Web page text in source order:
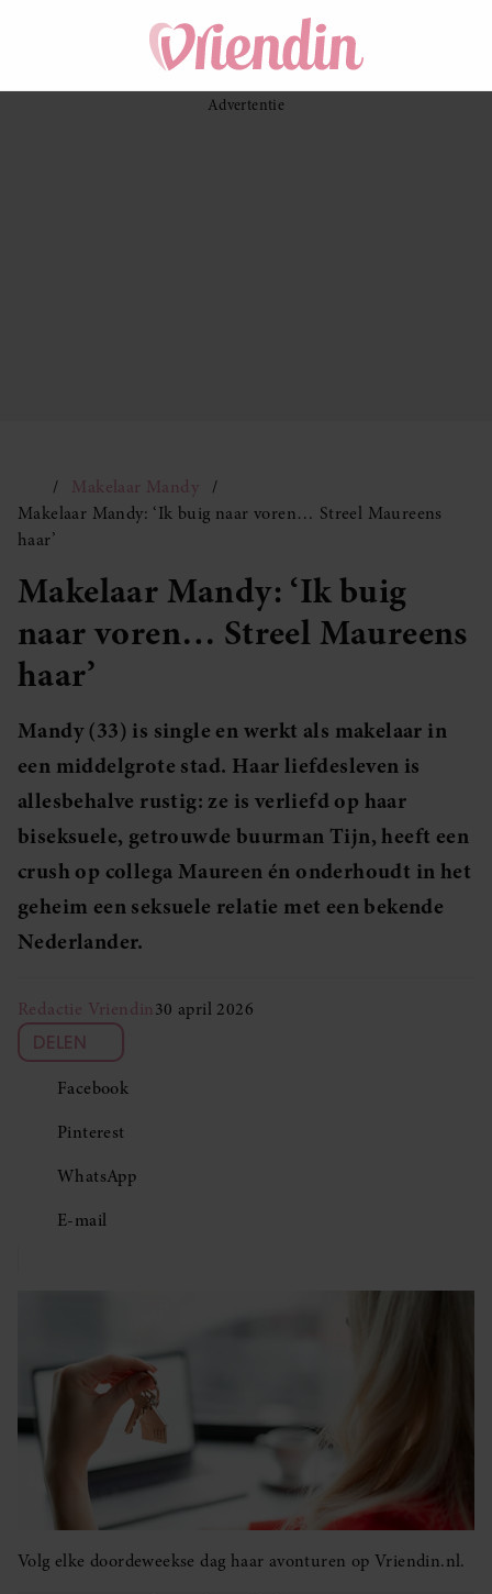
Makelaar Mandy
Makelaar Mandy: ‘Ik buig naar voren… Streel Maureens
haar’
Makelaar Mandy: ‘Ik buig
naar voren… Streel Maureens
haar’
Mandy (33) is single en werkt als makelaar in
een middelgrote stad. Haar liefdesleven is
allesbehalve rustig: ze is verliefd op haar
biseksuele, getrouwde buurman Tijn, heeft een
crush op collega Maureen én onderhoudt in het
geheim een seksuele relatie met een bekende
Nederlander.
Redactie Vriendin30 april 2026
DELEN
Facebook
Pinterest
WhatsApp
E-mail
Volg elke doordeweekse dag haar avonturen op Vriendin.nl.